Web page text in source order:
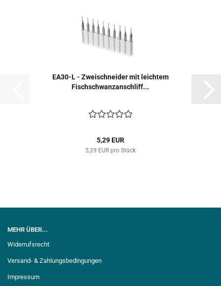
EA30-L - Zweischneider mit leichtem
Fischschwanzanschliff...
5,29 EUR
5,29 EUR pro Stück
MEHR ÜBER...
Widerrufsrecht
Versand- & Zahlungsbedingungen
Impressum